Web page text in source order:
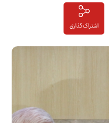
اشتراک گذاری